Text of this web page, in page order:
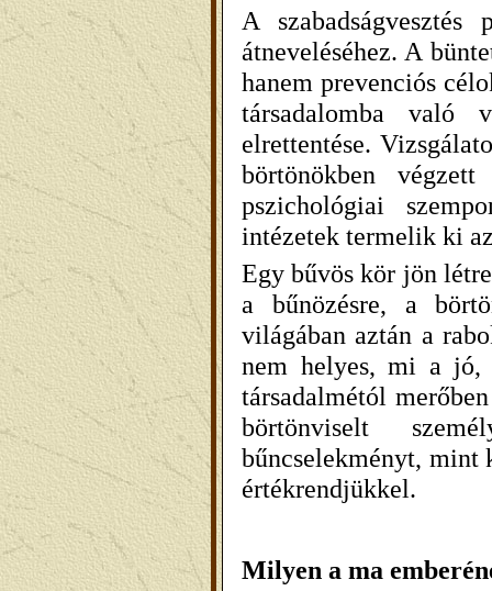
A
átneveléséhez. A
hanem prevenciós
társadalomba való
elrettentése.
börtönökben
pszichológiai
intézetek termelik ki
Egy bűvös kör jön
a bűnözésre, a
világában aztán a
nem helyes, mi a
társadalmétól
börtönviselt
bűncselekményt, mint
értékrendjükkel.
Milyen a ma